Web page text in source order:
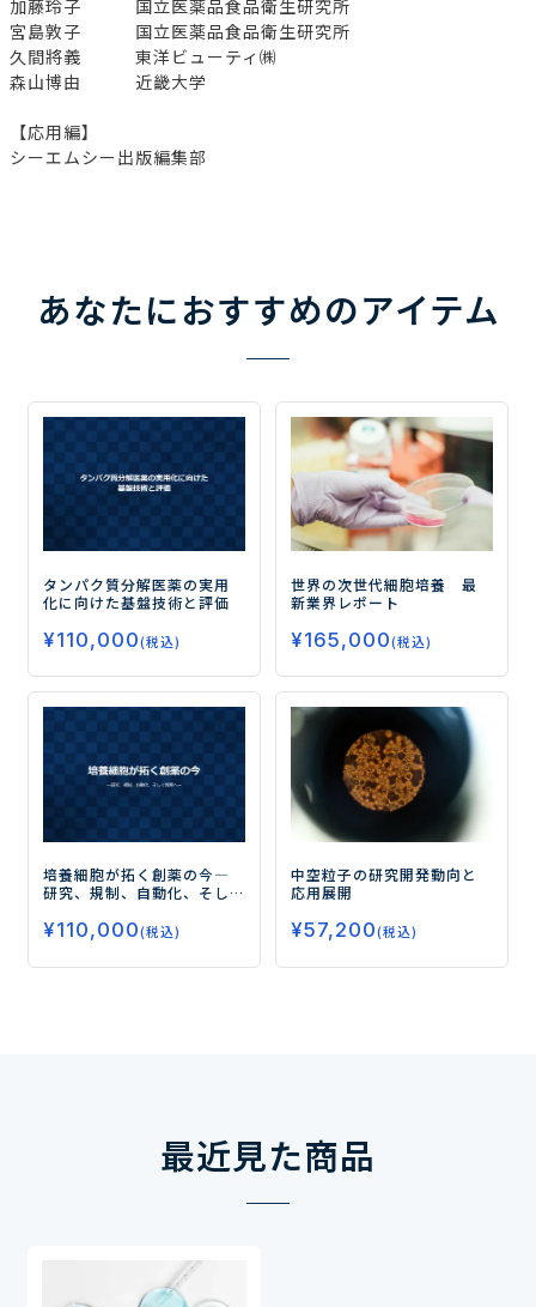
加藤玲子 国立医薬品食品衛生研究所
宮島敦子 国立医薬品食品衛生研究所
久間將義 東洋ビューティ㈱
森山博由 近畿大学
【応用編】
シーエムシー出版編集部
あなたにおすすめのアイテム
タンパク質分解医薬の実用
化に向けた基盤技術と評価
¥110,000(税込)
世界の次世代細胞培養 最
新業界レポート
¥165,000(税込)
培養細胞が拓く創薬の今―
研究、規制、自動化、そし
¥110,000(税込)
中空粒子の研究開発動向と
応用展開
¥57,200(税込)
最近見た商品